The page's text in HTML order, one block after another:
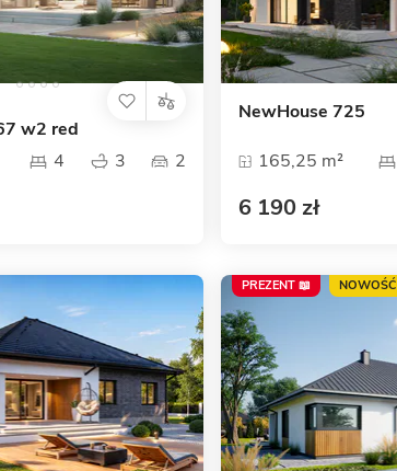
w2 red
4 3 2
NewHouse 725
165,25 m²
6 190 zł
PREZENT 📖 NOWOŚĆ